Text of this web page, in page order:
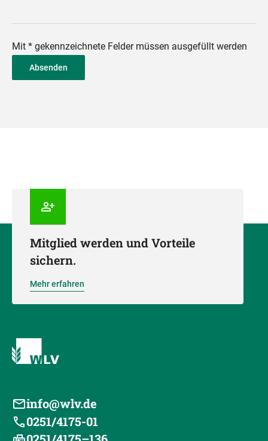
Absenden
Mit * gekennzeichnete Felder müssen ausgefüllt werden
Mitglied werden und Vorteile
sichern.
Mehr erfahren
info@wlv.de
0251/4175-01